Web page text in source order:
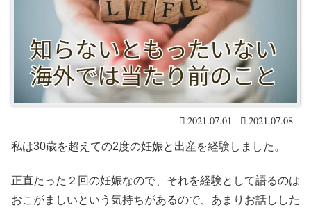
2021.07.01 2021.07.08
私は30歳を超えての2度の妊娠と出産を経験しました。
正直たった２回の妊娠なので、それを経験として語るのは
おこがましいという気持ちがあるので、あまりお話しした